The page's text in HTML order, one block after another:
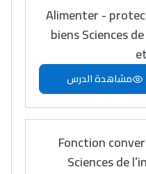
Alimenter -
biens Sciences
مشاهدة الدرس
Fonction
Sciences de